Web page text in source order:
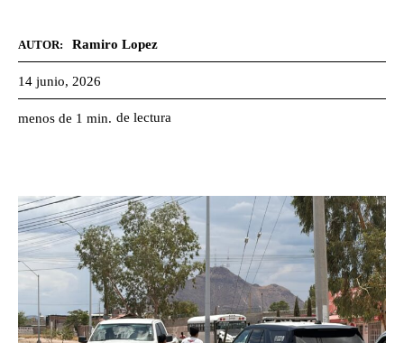
AUTOR: Ramiro Lopez
14 junio, 2026
menos de 1 min. de lectura